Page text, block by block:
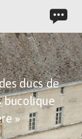
ducs de
bucolique
»